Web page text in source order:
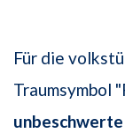
Für die
Traumsymbol